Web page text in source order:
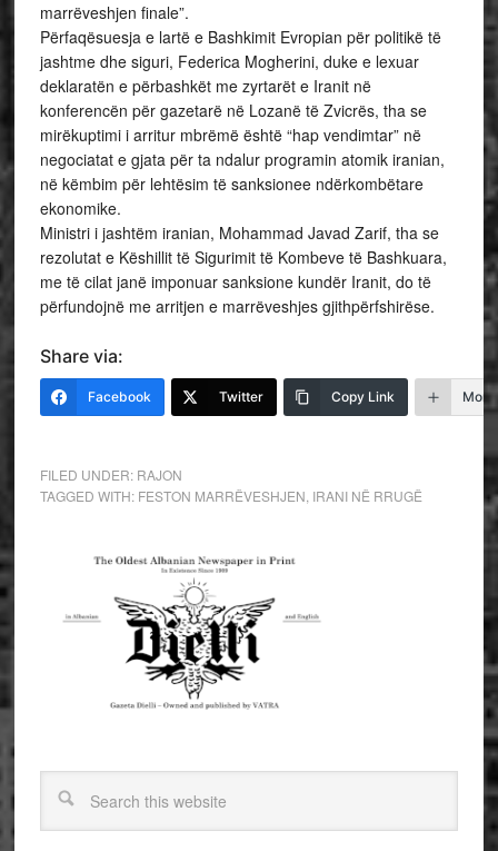
marrëveshjen finale”.
Përfaqësuesja e lartë e Bashkimit Evropian për politikë të
jashtme dhe siguri, Federica Mogherini, duke e lexuar
deklaratën e përbashkët me zyrtarët e Iranit në
konferencën për gazetarë në Lozanë të Zvicrës, tha se
mirëkuptimi i arritur mbrëmë është “hap vendimtar” në
negociatat e gjata për ta ndalur programin atomik iranian,
në këmbim për lehtësim të sanksionee ndërkombëtare
ekonomike.
Ministri i jashtëm iranian, Mohammad Javad Zarif, tha se
rezolutat e Këshillit të Sigurimit të Kombeve të Bashkuara,
me të cilat janë imponuar sanksione kundër Iranit, do të
përfundojnë me arritjen e marrëveshjes gjithpërfshirëse.
Share via:
Facebook Twitter Copy Link More
FILED UNDER: RAJON
TAGGED WITH: FESTON MARRËVESHJEN IRANI NË RRUGË